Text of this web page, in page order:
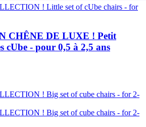
CHÊNE DE LUXE ! Petit
cUbe - pour 0,5 à 2,5 ans